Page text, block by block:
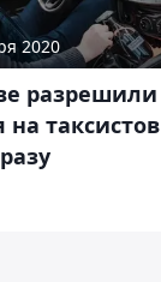
2020
разрешили
на таксистов